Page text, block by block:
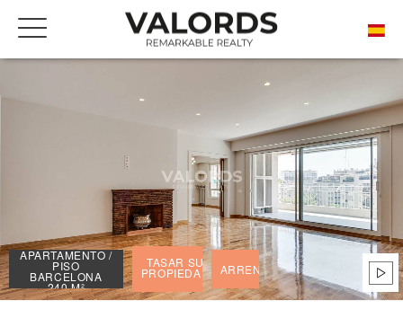
APARTAMENTO /
PISO
BARCELONA
240 M²
TASAR SU
PROPIEDAD ARRENDADO